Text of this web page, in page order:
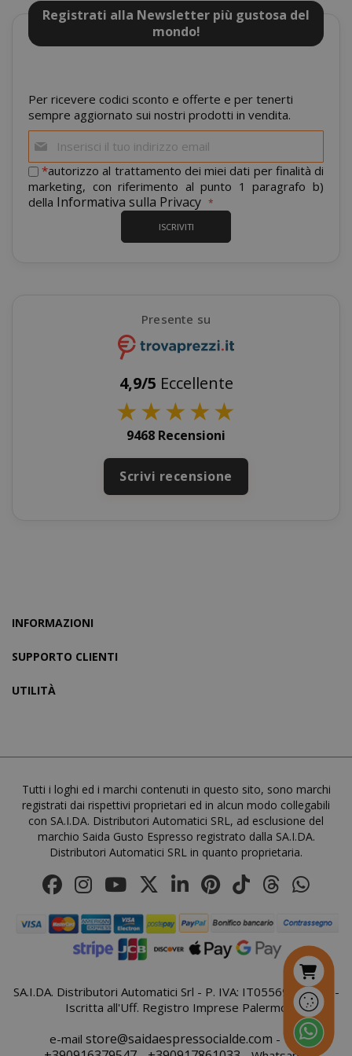
Registrati alla Newsletter più gustosa del
mondo!
Per ricevere codici sconto e offerte e per tenerti
sempre aggiornato sui nostri prodotti in vendita.
alla
nostra
newsletter:
*autorizzo al trattamento dei miei dati per finalità di
marketing, con riferimento al punto 1 paragrafo b)
della Informativa sulla Privacy
ISCRIVITI
Presente su
4,9/5 Eccellente
★★★★★
9468 Recensioni
Scrivi recensione
INFORMAZIONI
SUPPORTO CLIENTI
UTILITÀ
Tutti i loghi ed i marchi contenuti in questo sito, sono marchi
registrati dai rispettivi proprietari ed in alcun modo collegabili
con SA.I.DA. Distributori Automatici SRL, ad esclusione del
marchio Saida Gusto Espresso registrato dalla SA.I.DA.
Distributori Automatici SRL in quanto proprietaria.
SA.I.DA. Distributori Automatici Srl - P. IVA: IT05569410821 -
Iscritta all'Uff. Registro Imprese Palermo
e-mail store@saidaespressocialde.com - Tel:
sito web come l'accesso dell'utente e la
gestione dell'account. Il sito web non può
NOME
SID
mage-cache-storage Adobe Inc.